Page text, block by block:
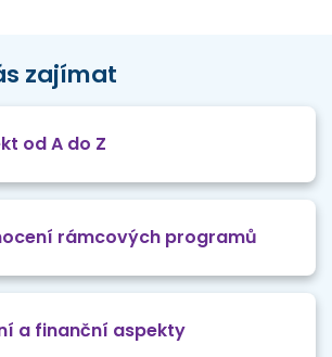
zajímat
od A do Z
rámcových programů
a finanční aspekty